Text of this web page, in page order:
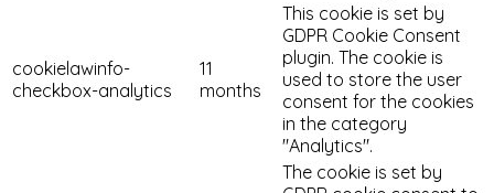
cookielawinfo-
checkbox-analytics
11
months
This cookie is set by
GDPR Cookie Consent
plugin. The cookie is
used to store the user
consent for the cookies
in the category
"Analytics".
The cookie is set by